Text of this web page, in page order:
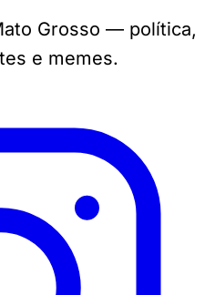
Grosso — política,
e memes.